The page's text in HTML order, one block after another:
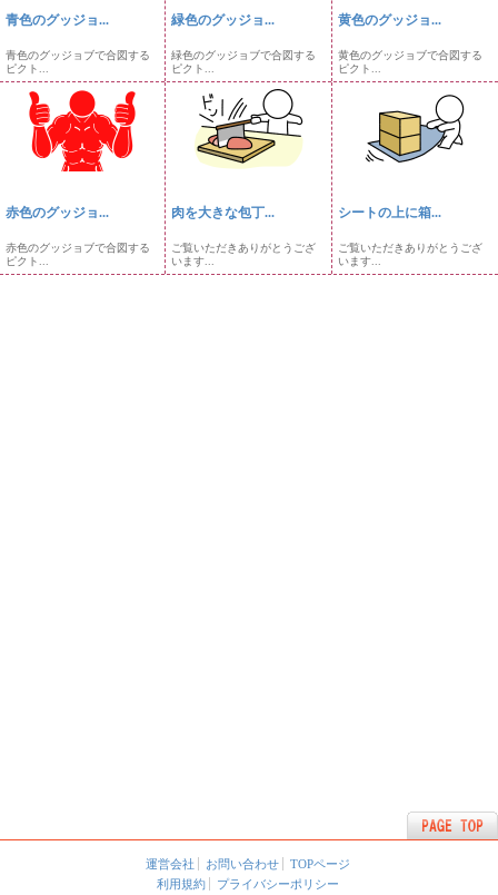
青色のグッジョ...
青色のグッジョブで合図する
ピクト...
緑色のグッジョ...
緑色のグッジョブで合図する
ピクト...
黄色のグッジョ...
黄色のグッジョブで合図する
ピクト...
赤色のグッジョ...
赤色のグッジョブで合図する
ピクト...
肉を大きな包丁...
ご覧いただきありがとうござ
います...
シートの上に箱...
ご覧いただきありがとうござ
います...
運営会社 お問い合わせ
TOPページ
利用規約
プライバシーポリシー